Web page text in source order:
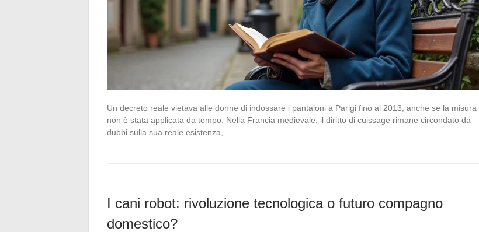
Un decreto reale vietava alle donne di indossare i pantaloni a Parigi fino al 2013, anche se la misura
non è stata applicata da tempo. Nella Francia medievale, il diritto di cuissage rimane circondato da
dubbi sulla sua reale esistenza,…
I cani robot: rivoluzione tecnologica o futuro compagno
domestico?